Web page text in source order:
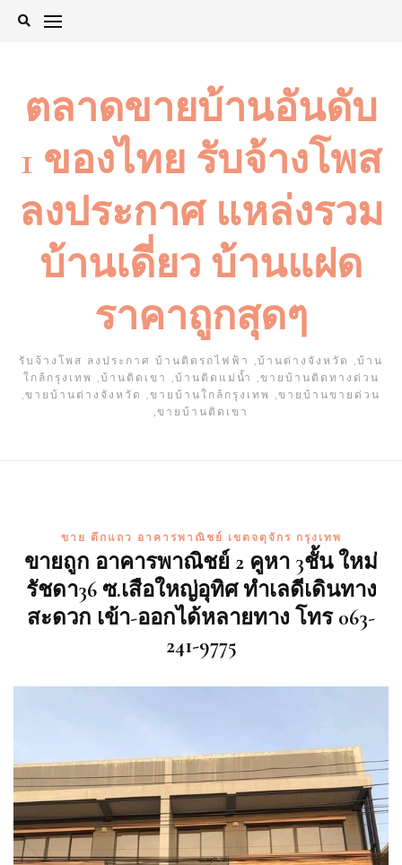
Skip
ตลาดขายบ้านอันดับ
1 ของไทย รับจ้างโพส
ลงประกาศ แหล่งรวม
บ้านเดี่ยว บ้านแฝด
ราคาถูกสุดๆ
รับจ้างโพส ลงประกาศ บ้านติดรถไฟฟ้า ,บ้านต่างจังหวัด ,บ้าน
ใกล้กรุงเทพ ,บ้านติดเขา ,บ้านติดแม่น้ำ ,ขายบ้านติดทางด่วน
,ขายบ้านต่างจังหวัด ,ขายบ้านใกล้กรุงเทพ ,ขายบ้านขายด่วน
,ขายบ้านติดเขา
ขาย ตึกแถว อาคารพาณิชย์ เขตจตุจักร กรุงเทพ
ขายถูก อาคารพาณิชย์ 2 คูหา 3ชั้น ใหม่
รัชดา36 ซ.เสือใหญ่อุทิศ ทำเลดีเดินทาง
สะดวก เข้า-ออกได้หลายทาง โทร 063-
241-9775